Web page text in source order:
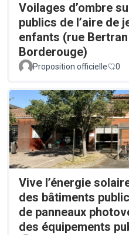
Voilages d’ombre
publics de l’aire de
enfants (rue
Borderouge)
Proposition officielle 0
Vive l’énergie
des bâtiments
de panneaux
des équipements